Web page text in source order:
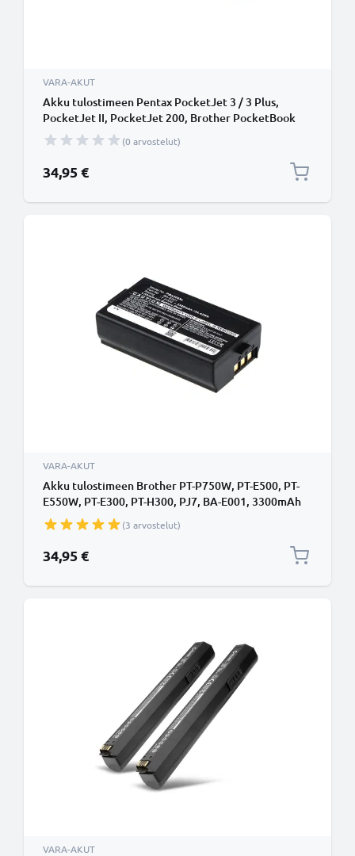
VARA-AKUT
Akku tulostimeen Pentax PocketJet 3 / 3 Plus,
PocketJet II, PocketJet 200, Brother PocketBook
Plus, PocketBook 300, 360mAh tuotemerkiltä subtel
(0 arvostelut)
34,95 €
VARA-AKUT
Akku tulostimeen Brother PT-P750W, PT-E500, PT-
E550W, PT-E300, PT-H300, PJ7, BA-E001, 3300mAh
tuotemerkiltä subtel(3 arvostelut)
34,95 €
VARA-AKUT